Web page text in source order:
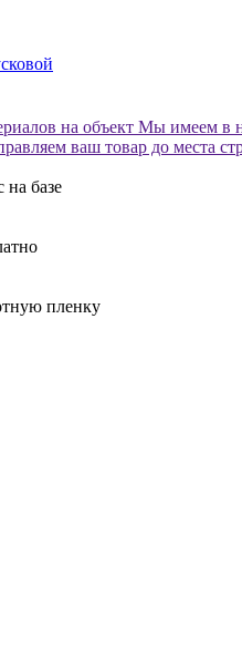
на объект Мы имеем в
ваш товар до места
на базе
пленку